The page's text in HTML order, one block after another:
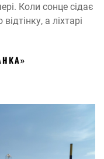
Коли сонце сідає
а ліхтарі